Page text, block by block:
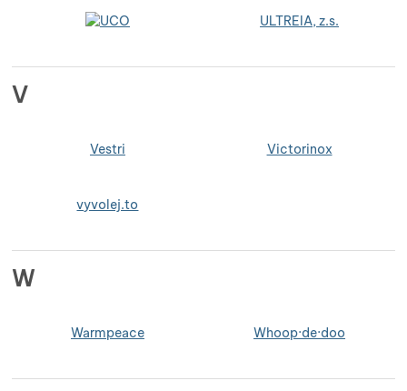
ULTREIA, z.s.
V
Vestri Victorinox
vyvolej.to
W
Warmpeace Whoop·de·doo